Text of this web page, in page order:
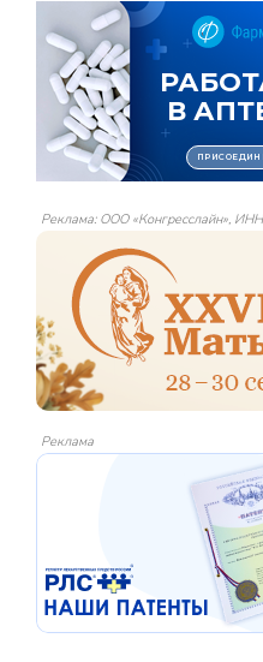
Реклама: ООО «Конгресслайн»,
Реклама